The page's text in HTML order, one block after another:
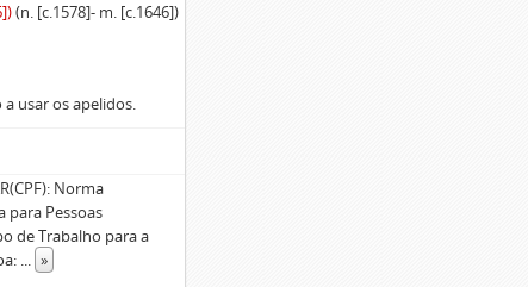
(n. [c.1578]- m. [c.1646])
a usar os apelidos.
Norma
para Pessoas
de Trabalho para a
... »